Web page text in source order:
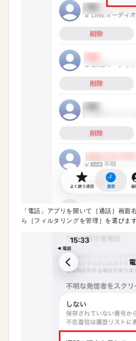
「電話」アプリを開いて［通話］画
ら［フィルタリングを管理］を選びます